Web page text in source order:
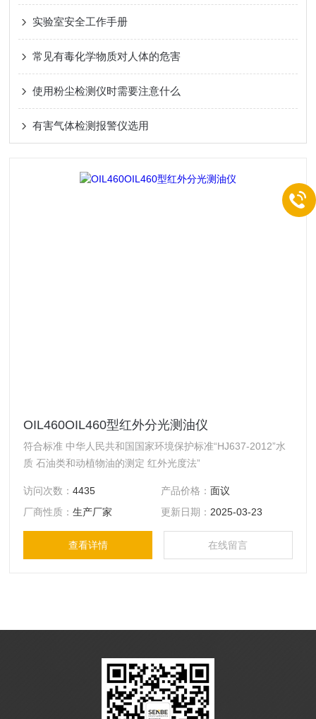
实验室安全工作手册
常见有毒化学物质对人体的危害
使用粉尘检测仪时需要注意什么
有害气体检测报警仪选用
OIL460OIL460型红外分光测油仪
符合标准 中华人民共和国国家环境保护标准“HJ637-2012”水
质 石油类和动植物油的测定 红外光度法”
访问次数：4435 产品价格： 面议
厂商性质：生产厂家 更新日期： 2025-03-23
查看详情 在线留言